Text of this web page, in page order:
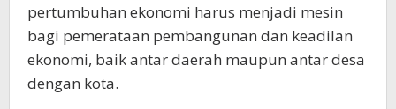
pertumbuhan ekonomi harus menjadi mesin
bagi pemerataan pembangunan dan keadilan
ekonomi, baik antar daerah maupun antar desa
dengan kota.